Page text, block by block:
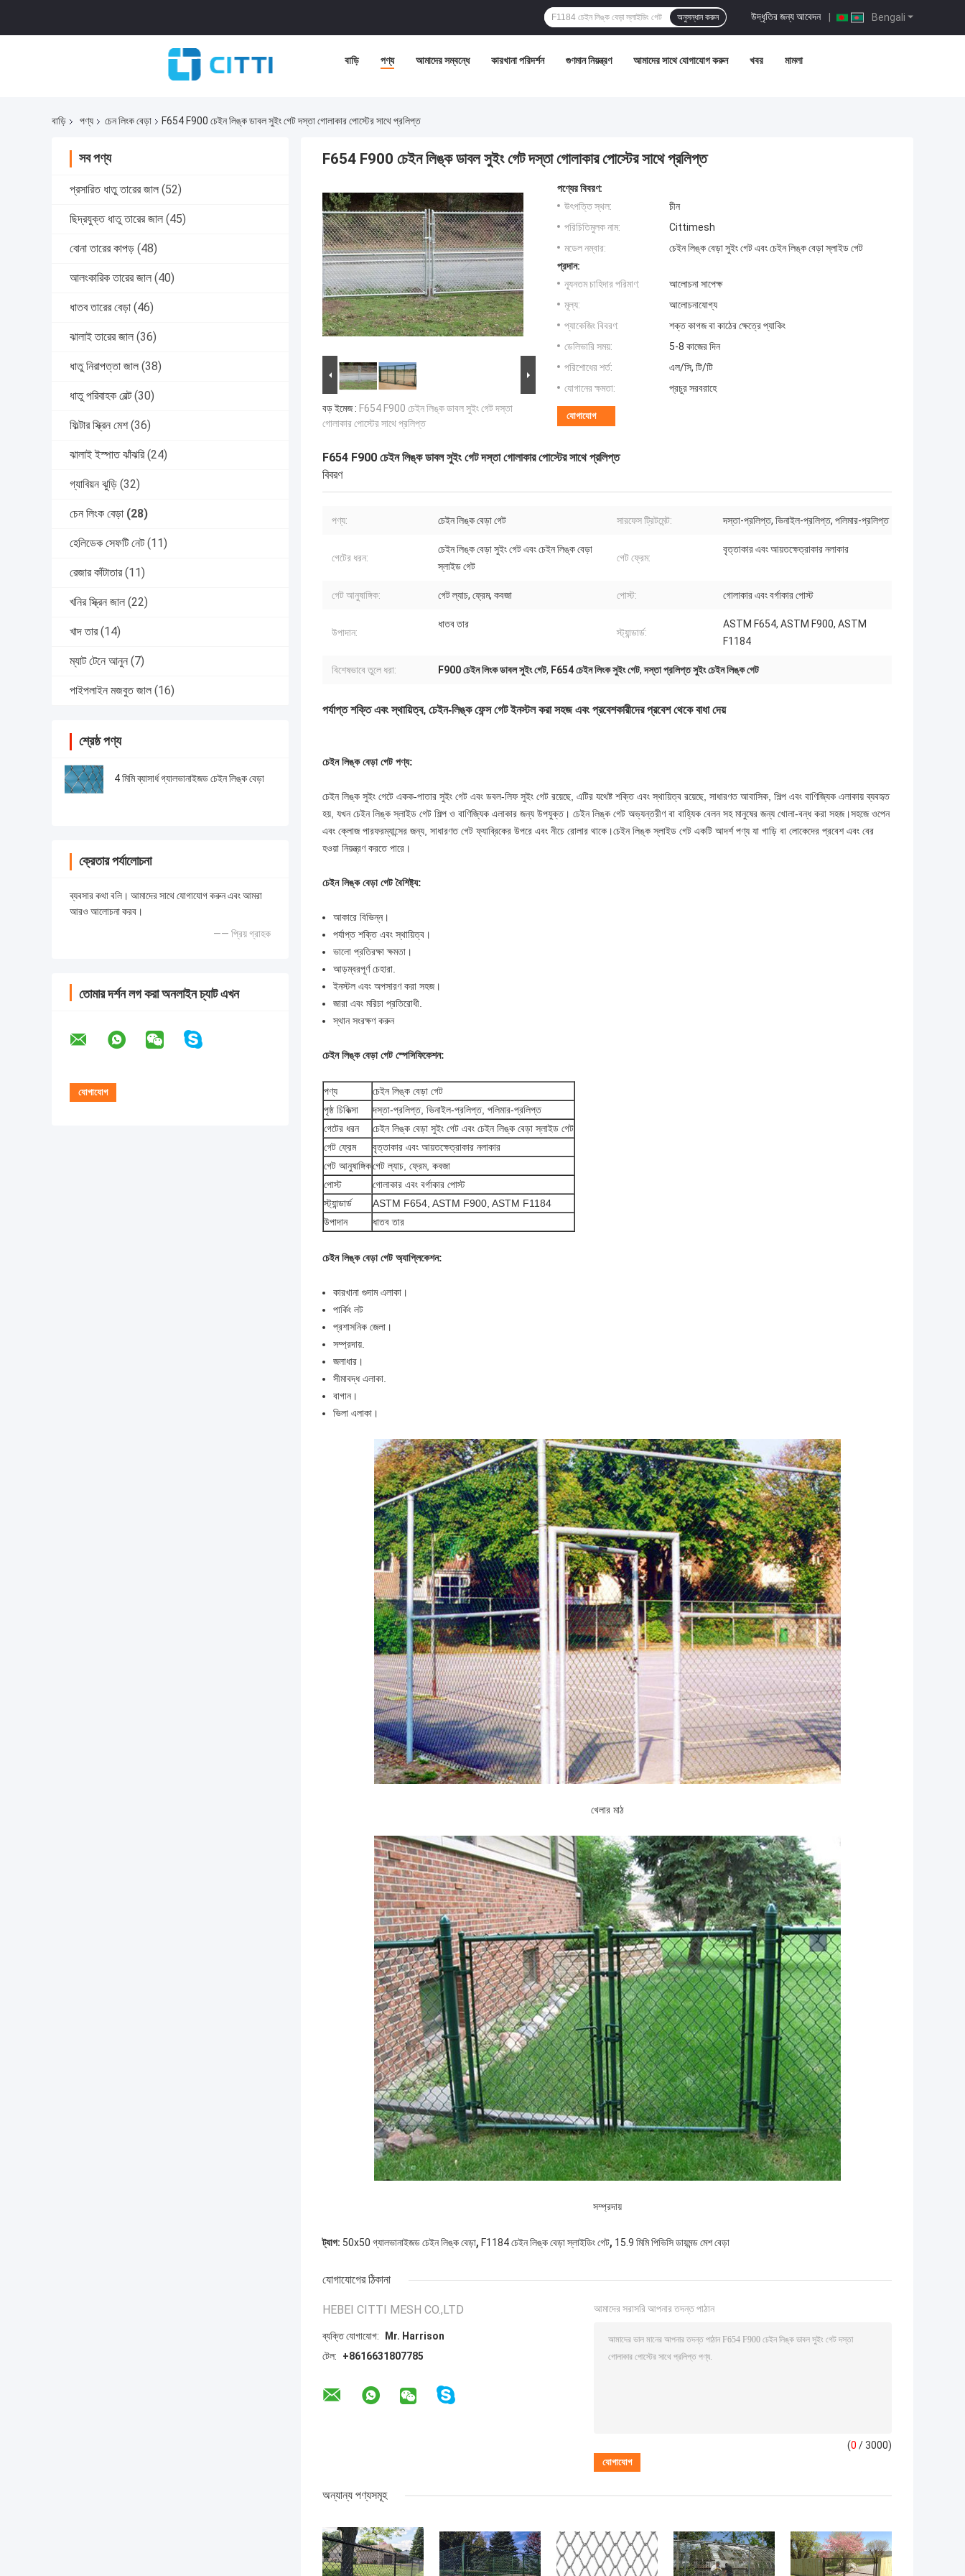
Bengali
উদ্ধৃতির জন্য আবেদন |
অনুসন্ধান করুন
বাড়ি পণ্য আমাদের সম্বন্ধে কারখানা পরিদর্শন গুণমান নিয়ন্ত্রণ আমাদের সাথে যোগাযোগ করুন খবর মামলা
বাড়ি পণ্য চেন লিংক বেড়া F654 F900 চেইন লিঙ্ক ডাবল সুইং গেট দস্তা গোলাকার পোস্টের সাথে প্রলিপ্ত
সব পণ্য
প্রসারিত ধাতু তারের জাল (52)
ছিদ্রযুক্ত ধাতু তারের জাল (45)
বোনা তারের কাপড় (48)
আলংকারিক তারের জাল (40)
ধাতব তারের বেড়া (46)
ঝালাই তারের জাল (36)
ধাতু নিরাপত্তা জাল (38)
ধাতু পরিবাহক বেল্ট (30)
ফিল্টার স্ক্রিন মেশ (36)
ঝালাই ইস্পাত ঝাঁঝরি (24)
গ্যাবিয়ন ঝুড়ি (32)
চেন লিংক বেড়া (28)
হেলিডেক সেফটি নেট (11)
রেজার কাঁটাতার (11)
খনির স্ক্রিন জাল (22)
খাদ তার (14)
ম্যাট টেনে আনুন (7)
পাইপলাইন মজবুত জাল (16)
শ্রেষ্ঠ পণ্য
4 মিমি ব্যাসার্ধ গ্যালভানাইজড চেইন লিঙ্ক বেড়া
ক্রেতার পর্যালোচনা
ব্যবসার কথা বলি। আমাদের সাথে যোগাযোগ করুন এবং আমরা
আরও আলোচনা করব।
—— প্রিয় গ্রাহক
তোমার দর্শন লগ করা অনলাইন চ্যাট এখন
F654 F900 চেইন লিঙ্ক ডাবল সুইং গেট দস্তা গোলাকার পোস্টের সাথে প্রলিপ্ত
বড় ইমেজ : F654 F900 চেইন লিঙ্ক ডাবল সুইং গেট দস্তা
গোলাকার পোস্টের সাথে প্রলিপ্ত
পণ্যের বিবরণ:
উৎপত্তি স্থল:
চীন
পরিচিতিমুলক নাম:
Cittimesh
মডেল নম্বার:
চেইন লিঙ্ক বেড়া সুইং গেট এবং চেইন লিঙ্ক বেড়া স্লাইড গেট
প্রদান:
ন্যূনতম চাহিদার পরিমাণ:
আলোচনা সাপেক্ষ
মূল্য:
আলোচনাযোগ্য
প্যাকেজিং বিবরণ:
শক্ত কাগজ বা কাঠের ক্ষেত্রে প্যাকিং
ডেলিভারি সময়:
5-8 কাজের দিন
পরিশোধের শর্ত:
এল/সি, টি/টি
যোগানের ক্ষমতা:
প্রচুর সরবরাহে
যোগাযোগ
F654 F900 চেইন লিঙ্ক ডাবল সুইং গেট দস্তা গোলাকার পোস্টের সাথে প্রলিপ্ত
বিবরণ
পণ্য: চেইন লিঙ্ক বেড়া গেট সারফেস ট্রিটমেন্ট: দস্তা-প্রলিপ্ত, ভিনাইল-প্রলিপ্ত, পলিমার-প্রলিপ্ত
গেটের ধরন:
চেইন লিঙ্ক বেড়া সুইং গেট এবং চেইন লিঙ্ক বেড়া
স্লাইড গেট
গেট ফ্রেম:
বৃত্তাকার এবং আয়তক্ষেত্রাকার নলাকার
গেট আনুষাঙ্গিক: গেট ল্যাচ, ফ্রেম, কবজা পোস্ট: গোলাকার এবং বর্গাকার পোস্ট
উপাদান:
ধাতব তার
স্ট্যান্ডার্ড:
ASTM F654, ASTM F900, ASTM
F1184
বিশেষভাবে তুলে ধরা: F900 চেইন লিংক ডাবল সুইং গেট, F654 চেইন লিংক সুইং গেট,দস্তা প্রলিপ্ত সুইং চেইন লিঙ্ক গেট
পর্যাপ্ত শক্তি এবং স্থায়িত্ব, চেইন-লিঙ্ক ফেন্স গেট ইনস্টল করা সহজ এবং প্রবেশকারীদের প্রবেশ থেকে বাধা দেয়
চেইন লিঙ্ক বেড়া গেট পণ্য:
চেইন লিঙ্ক সুইং গেটে একক-পাতার সুইং গেট এবং ডবল-লিফ সুইং গেট রয়েছে, এটির যথেষ্ট শক্তি এবং স্থায়িত্ব রয়েছে, সাধারণত আবাসিক, শিল্প এবং বাণিজ্যিক এলাকায় ব্যবহৃত
হয়, যখন চেইন লিঙ্ক স্লাইড গেট শিল্প ও বাণিজ্যিক এলাকার জন্য উপযুক্ত। চেইন লিঙ্ক গেট অভ্যন্তরীণ বা বাহ্যিক বেলন সহ মানুষের জন্য খোলা-বন্ধ করা সহজ।সহজে ওপেন
এবং ক্লোজ পারফরম্যান্সের জন্য, সাধারণত গেট ফ্যাব্রিকের উপরে এবং নীচে রোলার থাকে।চেইন লিঙ্ক স্লাইড গেট একটি আদর্শ পণ্য যা গাড়ি বা লোকেদের প্রবেশ এবং বের
হওয়া নিয়ন্ত্রণ করতে পারে।
চেইন লিঙ্ক বেড়া গেট বৈশিষ্ট্য:
আকারে বিভিন্ন।
পর্যাপ্ত শক্তি এবং স্থায়িত্ব।
ভালো প্রতিরক্ষা ক্ষমতা।
আড়ম্বরপূর্ণ চেহারা.
ইনস্টল এবং অপসারণ করা সহজ।
জারা এবং মরিচা প্রতিরোধী.
স্থান সংরক্ষণ করুন
চেইন লিঙ্ক বেড়া গেট স্পেসিফিকেশন:
পণ্য
চেইন লিঙ্ক বেড়া গেট
পৃষ্ঠ চিকিত্সা
দস্তা-প্রলিপ্ত, ভিনাইল-প্রলিপ্ত, পলিমার-প্রলিপ্ত
গেটের ধরন
চেইন লিঙ্ক বেড়া সুইং গেট এবং চেইন লিঙ্ক বেড়া স্লাইড গেট
গেট ফ্রেম
বৃত্তাকার এবং আয়তক্ষেত্রাকার নলাকার
গেট আনুষাঙ্গিকগেট ল্যাচ, ফ্রেম, কবজা
পোস্ট
গোলাকার এবং বর্গাকার পোস্ট
স্ট্যান্ডার্ড
ASTM F654, ASTM F900, ASTM F1184
উপাদান
ধাতব তার
চেইন লিঙ্ক বেড়া গেট অ্যাপ্লিকেশন:
কারখানা গুদাম এলাকা।
পার্কিং লট
প্রশাসনিক জেলা।
সম্প্রদায়.
জলাধার।
সীমাবদ্ধ এলাকা.
বাগান।
ভিলা এলাকা।
খেলার মাঠ
সম্প্রদায়
ট্যাগ: 50x50 গ্যালভানাইজড চেইন লিঙ্ক বেড়া, F1184 চেইন লিঙ্ক বেড়া স্লাইডিং গেট, 15.9 মিমি পিভিসি ডায়মন্ড মেশ বেড়া
যোগাযোগের ঠিকানা
HEBEI CITTI MESH CO.,LTD
ব্যক্তি যোগাযোগ:
Mr. Harrison
টেল:
+8616631807785
আমাদের সরাসরি আপনার তদন্ত পাঠান
(0 / 3000)
অন্যান্য পণ্যসমূহ